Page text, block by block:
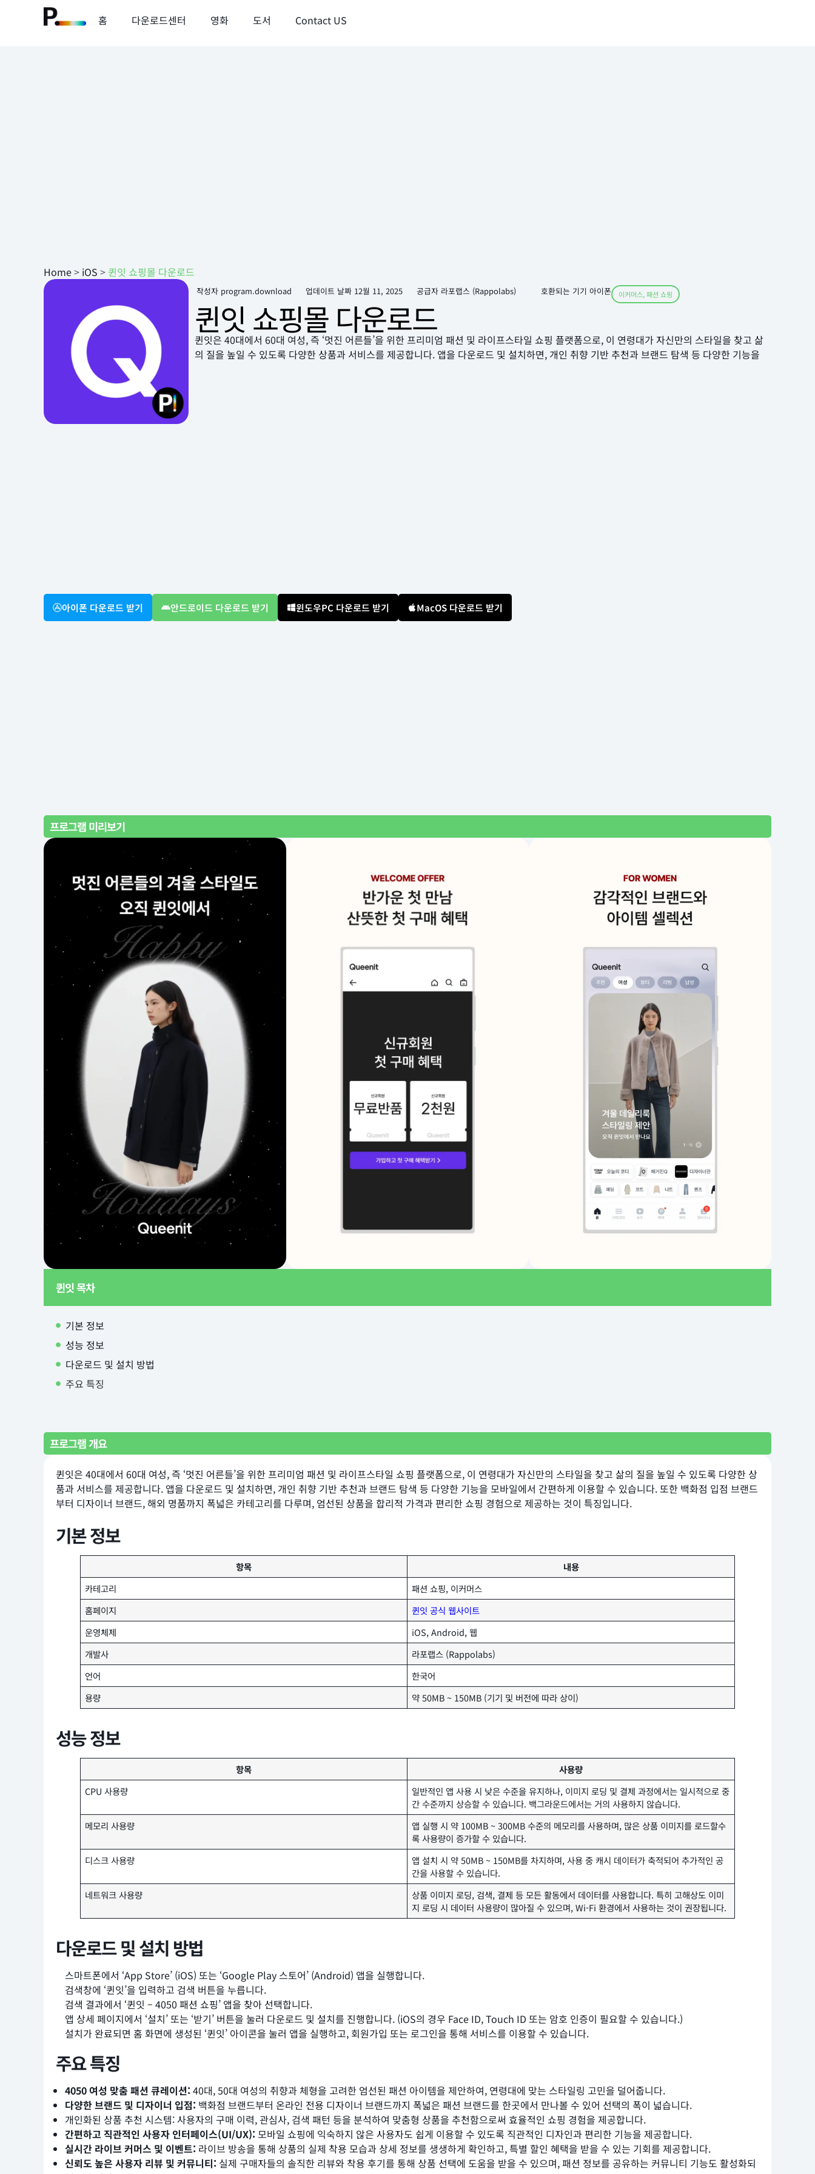
홈 다운로드센터 영화 도서 Contact US
Home> iOS > 퀸잇 쇼핑몰 다운로드
작성자 program.download 업데이트 날짜 12월 11, 2025 공급자 라포랩스 (Rappolabs) 호환되는 기기 아이폰 이커머스,패션 쇼핑
퀸잇 쇼핑몰 다운로드
퀸잇은 40대에서 60대 여성, 즉 ‘멋진 어른들’을 위한 프리미엄 패션 및 라이프스타일 쇼핑 플랫폼으로, 이 연령대가 자신만의 스타일을 찾고 삶
의 질을 높일 수 있도록 다양한 상품과 서비스를 제공합니다. 앱을 다운로드 및 설치하면, 개인 취향 기반 추천과 브랜드 탐색 등 다양한 기능을
아이폰 다운로드 받기 안드로이드 다운로드 받기 윈도우PC 다운로드 받기 MacOS 다운로드 받기
프로그램 미리보기
퀸잇 목차
기본 정보
성능 정보
다운로드 및 설치 방법
주요 특징
프로그램 개요
퀸잇은 40대에서 60대 여성, 즉 ‘멋진 어른들’을 위한 프리미엄 패션 및 라이프스타일 쇼핑 플랫폼으로, 이 연령대가 자신만의 스타일을 찾고 삶의 질을 높일 수 있도록 다양한 상
품과 서비스를 제공합니다. 앱을 다운로드 및 설치하면, 개인 취향 기반 추천과 브랜드 탐색 등 다양한 기능을 모바일에서 간편하게 이용할 수 있습니다. 또한 백화점 입점 브랜드
부터 디자이너 브랜드, 해외 명품까지 폭넓은 카테고리를 다루며, 엄선된 상품을 합리적 가격과 편리한 쇼핑 경험으로 제공하는 것이 특징입니다.
기본 정보
항목
내용
카테고리
패션 쇼핑, 이커머스
홈페이지
퀸잇 공식 웹사이트
운영체제
iOS, Android, 웹
개발사
라포랩스 (Rappolabs)
언어
한국어
용량
약 50MB ~ 150MB (기기 및 버전에 따라 상이)
성능 정보
항목
사용량
CPU 사용량
일반적인 앱 사용 시 낮은 수준을 유지하나, 이미지 로딩 및 결제 과정에서는 일시적으로 중
간 수준까지 상승할 수 있습니다. 백그라운드에서는 거의 사용하지 않습니다.
메모리 사용량
앱 실행 시 약 100MB ~ 300MB 수준의 메모리를 사용하며, 많은 상품 이미지를 로드할수
록 사용량이 증가할 수 있습니다.
디스크 사용량
앱 설치 시 약 50MB ~ 150MB를 차지하며, 사용 중 캐시 데이터가 축적되어 추가적인 공
간을 사용할 수 있습니다.
네트워크 사용량
상품 이미지 로딩, 검색, 결제 등 모든 활동에서 데이터를 사용합니다. 특히 고해상도 이미
지 로딩 시 데이터 사용량이 많아질 수 있으며, Wi-Fi 환경에서 사용하는 것이 권장됩니다.
다운로드 및 설치 방법
스마트폰에서 ‘App Store’ (iOS) 또는 ‘Google Play 스토어’ (Android) 앱을 실행합니다.
검색창에 ‘퀸잇’을 입력하고 검색 버튼을 누릅니다.
검색 결과에서 ‘퀸잇 – 4050 패션 쇼핑’ 앱을 찾아 선택합니다.
앱 상세 페이지에서 ‘설치’ 또는 ‘받기’ 버튼을 눌러 다운로드 및 설치를 진행합니다. (iOS의 경우 Face ID, Touch ID 또는 암호 인증이 필요할 수 있습니다.)
설치가 완료되면 홈 화면에 생성된 ‘퀸잇’ 아이콘을 눌러 앱을 실행하고, 회원가입 또는 로그인을 통해 서비스를 이용할 수 있습니다.
주요 특징
4050 여성 맞춤 패션 큐레이션: 40대, 50대 여성의 취향과 체형을 고려한 엄선된 패션 아이템을 제안하여, 연령대에 맞는 스타일링 고민을 덜어줍니다.
다양한 브랜드 및 디자이너 입점: 백화점 브랜드부터 온라인 전용 디자이너 브랜드까지 폭넓은 패션 브랜드를 한곳에서 만나볼 수 있어 선택의 폭이 넓습니다.
개인화된 상품 추천 시스템: 사용자의 구매 이력, 관심사, 검색 패턴 등을 분석하여 맞춤형 상품을 추천함으로써 효율적인 쇼핑 경험을 제공합니다.
간편하고 직관적인 사용자 인터페이스(UI/UX): 모바일 쇼핑에 익숙하지 않은 사용자도 쉽게 이용할 수 있도록 직관적인 디자인과 편리한 기능을 제공합니다.
실시간 라이브 커머스 및 이벤트: 라이브 방송을 통해 상품의 실제 착용 모습과 상세 정보를 생생하게 확인하고, 특별 할인 혜택을 받을 수 있는 기회를 제공합니다.
신뢰도 높은 사용자 리뷰 및 커뮤니티: 실제 구매자들의 솔직한 리뷰와 착용 후기를 통해 상품 선택에 도움을 받을 수 있으며, 패션 정보를 공유하는 커뮤니티 기능도 활성화되